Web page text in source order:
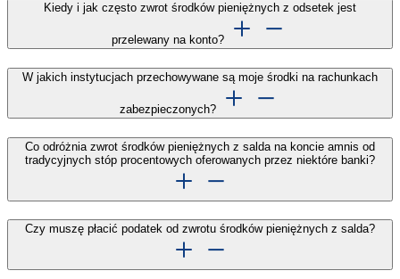
Kiedy i jak często zwrot środków pieniężnych z odsetek jest
przelewany na konto?
W jakich instytucjach przechowywane są moje środki na rachunkach
zabezpieczonych?
Co odróżnia zwrot środków pieniężnych z salda na koncie amnis od
tradycyjnych stóp procentowych oferowanych przez niektóre banki?
Czy muszę płacić podatek od zwrotu środków pieniężnych z salda?